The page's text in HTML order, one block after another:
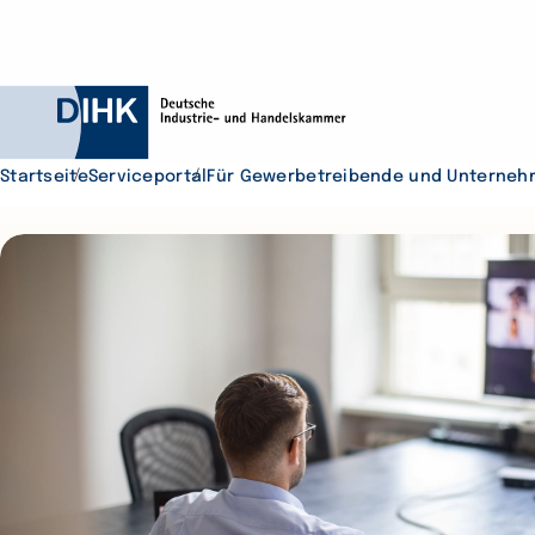
Durchsuchen Sie
StartseiteServiceportal Für Gewerbetreibende und